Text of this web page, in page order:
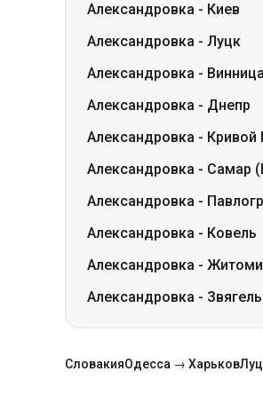
Александровка - Киев
Александровка - Луцк
Александровка - Винница
Александровка - Днепр
Александровка - Кривой
Александровка - Самар
Александровка -
Александровка - Ковель
Александровка -
Александровка - Звягель
СловакияОдесса → Харьков